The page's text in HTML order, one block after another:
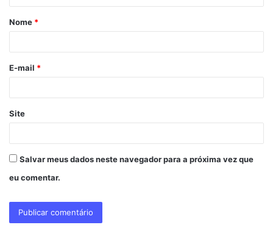
á
r
*
Nome *
E-mail *
Site
Salvar meus dados neste navegador para a próxima vez que
eu comentar.